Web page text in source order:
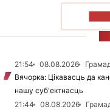
21:54 08.08.2026
Вячорка: Цікавасць да
нашу суб'ектнасць
21:44
08.08.2026